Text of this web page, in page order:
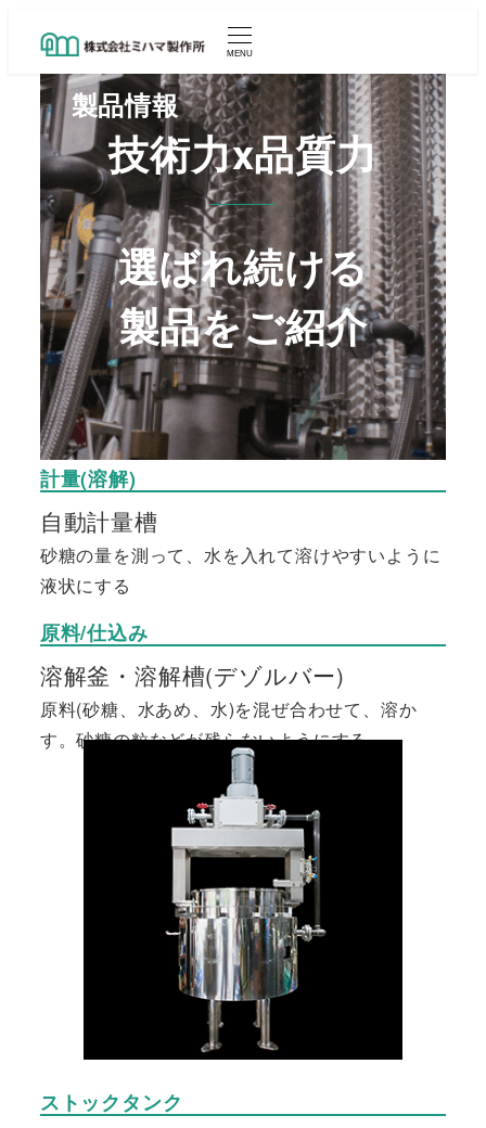
MENU
製品情報
技術力x品質力
選ばれ続ける
製品をご紹介
計量(溶解)
自動計量槽
砂糖の量を測って、水を入れて溶けやすいように
液状にする
原料/仕込み
溶解釜・溶解槽(デゾルバー)
原料(砂糖、水あめ、水)を混ぜ合わせて、溶か
す。砂糖の粒などが残らないようにする
ストックタンク